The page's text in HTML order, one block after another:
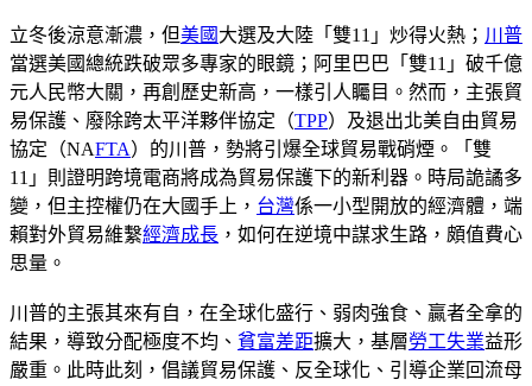
立冬後涼意漸濃，但美國 大選及大陸「雙11」炒得火熱； 川普
當選美國總統跌破眾多專家的眼鏡；阿里巴巴「雙11」破千億
元人民幣大關，再創歷史新高，一樣引人矚目。然而，主張貿
易保護、廢除跨太平洋夥伴協定（TPP）及退出北美自由貿易
協定（NAFTA）的川普，勢將引爆全球貿易戰硝煙。「雙
11」則證明跨境電商將成為貿易保護下的新利器。時局詭譎多
變，但主控權仍在大國手上， 台灣係一小型開放的經濟體，端
賴對外貿易維繫經濟成長 ，如何在逆境中謀求生路，頗值費心
思量。
川普的主張其來有自，在全球化盛行、弱肉強食、贏者全拿的
結果，導致分配極度不均、 貧富差距擴大，基層勞工失業益形
嚴重。此時此刻，倡議貿易保護、反全球化、引導企業回流母